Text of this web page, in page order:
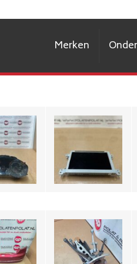
Merken
Audi A5 MMI
A5 F5
wiel ophanging
rechts achter
€395,-
8W
A5 F5 Zonneklep
Set Zwart